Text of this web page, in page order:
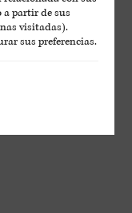
a partir de sus
visitadas).
sus preferencias.